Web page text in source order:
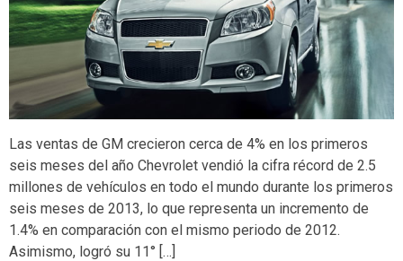
Las ventas de GM crecieron cerca de 4% en los primeros
seis meses del año Chevrolet vendió la cifra récord de 2.5
millones de vehículos en todo el mundo durante los primeros
seis meses de 2013, lo que representa un incremento de
1.4% en comparación con el mismo periodo de 2012.
Asimismo, logró su 11° […]